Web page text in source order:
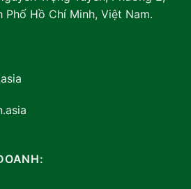
Phố Hồ Chí Minh, Việt Nam.